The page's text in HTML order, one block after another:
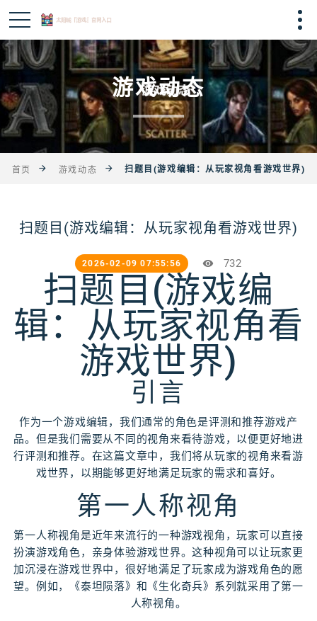
游戏动态
首页 游戏动态 扫题目(游戏编辑：从玩家视角看游戏世界)
扫题目(游戏编辑：从玩家视角看游戏世界)
2026-02-09 07:55:56 732
扫题目(游戏编
辑：从玩家视角看
游戏世界)
引言
作为一个游戏编辑，我们通常的角色是评测和推荐游戏产
品。但是我们需要从不同的视角来看待游戏，以便更好地进
行评测和推荐。在这篇文章中，我们将从玩家的视角来看游
戏世界，以期能够更好地满足玩家的需求和喜好。
第一人称视角
第一人称视角是近年来流行的一种游戏视角，玩家可以直接
扮演游戏角色，亲身体验游戏世界。这种视角可以让玩家更
加沉浸在游戏世界中，很好地满足了玩家成为游戏角色的愿
望。例如，《泰坦陨落》和《生化奇兵》系列就采用了第一
人称视角。